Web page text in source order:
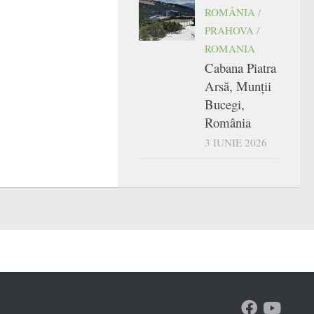
ROMÂNIA /
PRAHOVA /
ROMANIA
Cabana Piatra
Arsă, Munții
Bucegi,
România
3 IUNIE 2026